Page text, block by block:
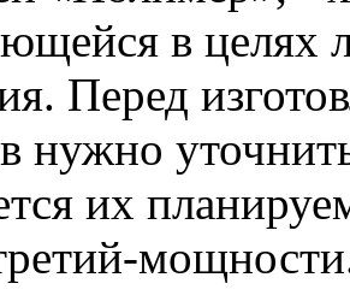
в целях
Перед
нужно
их